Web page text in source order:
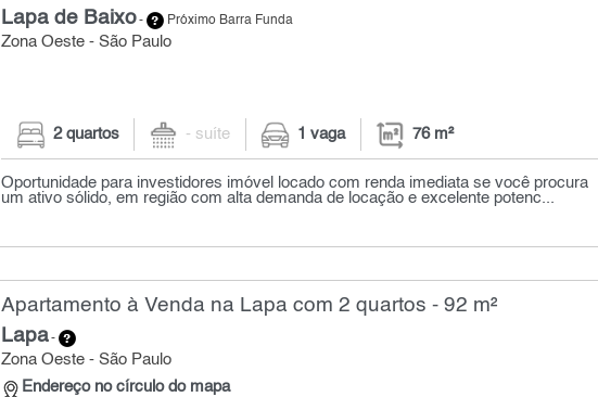
Lapa de Baixo- Próximo Barra Funda
Zona Oeste - São Paulo
2 quartos - suíte 1 vaga 76 m²
Oportunidade para investidores imóvel locado com renda imediata se você procura
um ativo sólido, em região com alta demanda de locação e excelente potenc...
Apartamento à Venda na Lapa com 2 quartos - 92 m²
Lapa-
Zona Oeste - São Paulo
Endereço no círculo do mapa